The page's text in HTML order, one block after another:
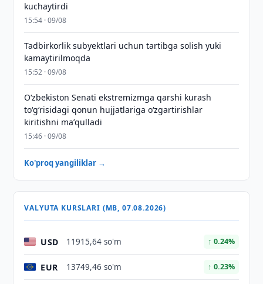
kuchaytirdi
15:54 · 09/08
Tadbirkorlik subyektlari uchun tartibga solish yuki
kamaytirilmoqda
15:52 · 09/08
Oʻzbekiston Senati ekstremizmga qarshi kurash
toʻgʻrisidagi qonun hujjatlariga oʻzgartirishlar
kiritishni maʼqulladi
15:46 · 09/08
Ko'proq yangiliklar →
VALYUTA KURSLARI (MB, 07.08.2026)
USD 11915,64 so'm ↑ 0.24%
EUR 13749,46 so'm ↑ 0.23%